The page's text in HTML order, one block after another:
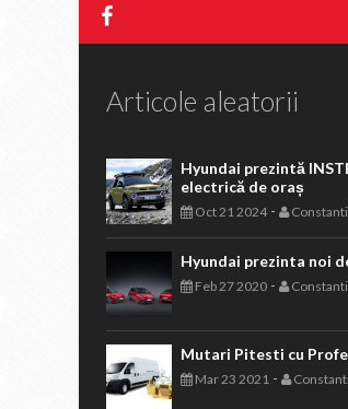
Articole aleatorii
Hyundai prezintă
electrică de oraș
Oct 21 2024-
Hyundai prezinta noi
Feb 27 2020 -
Mutari Pitesti cu
Mar 23 2021 -